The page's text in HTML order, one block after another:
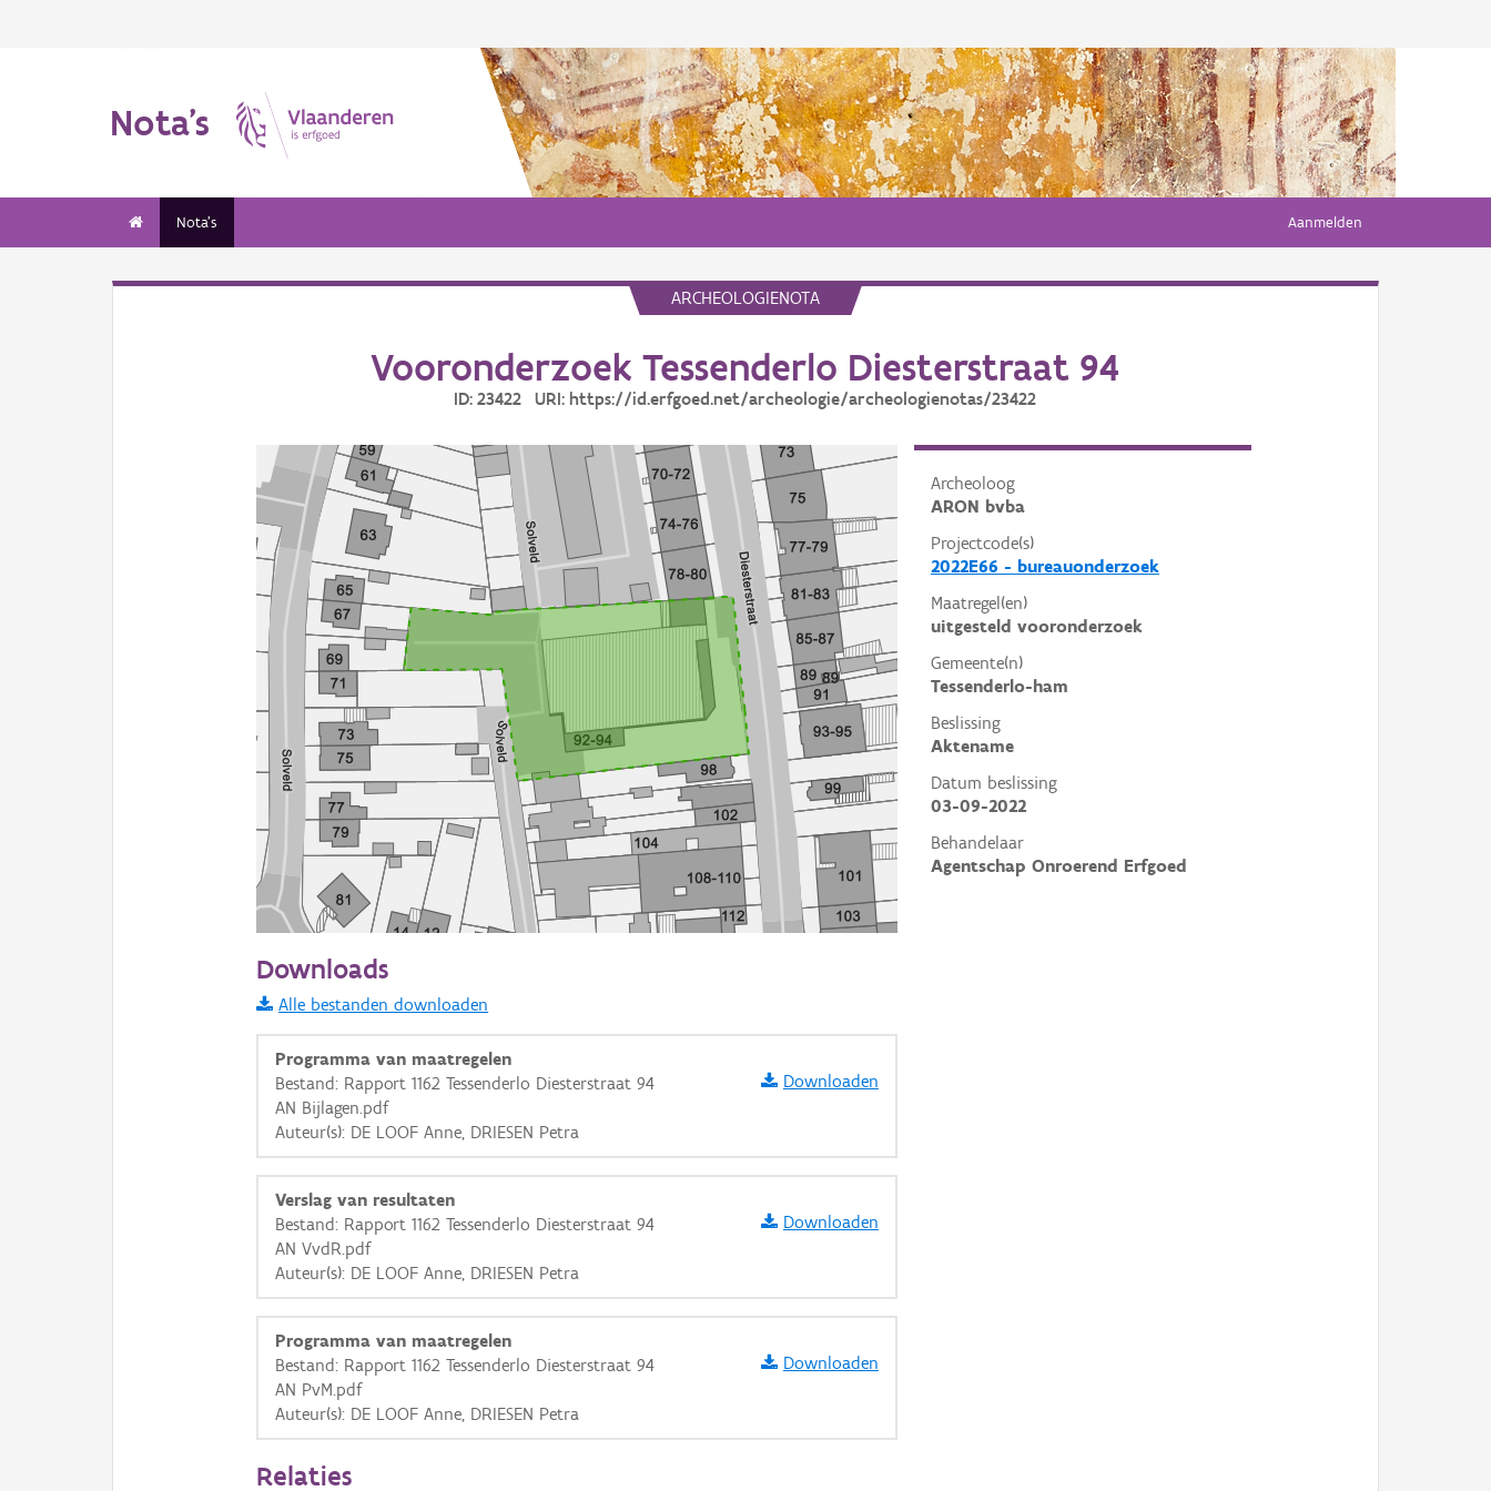
Nota's
Nota's Aanmelden
ARCHEOLOGIENOTA
Vooronderzoek Tessenderlo Diesterstraat 94
ID: 23422 URI: https://id.erfgoed.net/archeologie/archeologienotas/23422
Archeoloog
ARON bvba
Projectcode(s)
2022E66 - bureauonderzoek
Maatregel(en)
uitgesteld vooronderzoek
Gemeente(n)
Tessenderlo-ham
Beslissing
Aktename
Datum beslissing
03-09-2022
Behandelaar
Agentschap Onroerend Erfgoed
Informatie Vlaanderen
i
+ −
Basis Lagen
Ortho
GRB-Basiskaart
Downloads
Alle bestanden downloaden
Programma van maatregelen
Bestand: Rapport 1162 Tessenderlo Diesterstraat 94
AN Bijlagen.pdf
Auteur(s): DE LOOF Anne, DRIESEN Petra
Downloaden
Verslag van resultaten
Bestand: Rapport 1162 Tessenderlo Diesterstraat 94
AN VvdR.pdf
Auteur(s): DE LOOF Anne, DRIESEN Petra
Downloaden
Programma van maatregelen
Bestand: Rapport 1162 Tessenderlo Diesterstraat 94
AN PvM.pdf
Auteur(s): DE LOOF Anne, DRIESEN Petra
Downloaden
Relaties